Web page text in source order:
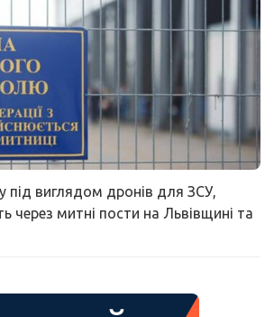
під виглядом дронів для ЗСУ,
через митні пости на Львівщині та